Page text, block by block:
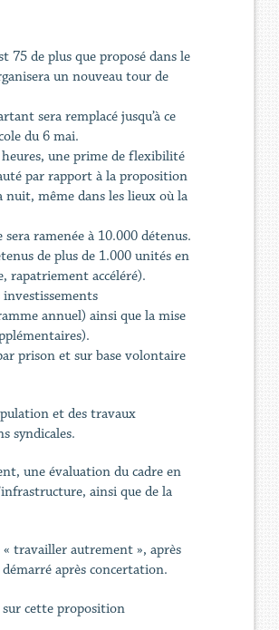
75 de plus que proposé dans le
un nouveau tour de
sera remplacé jusqu’à ce
du 6 mai.
une prime de flexibilité
par rapport à la proposition
nuit, même dans les lieux où la
ramenée à 10.000 détenus.
de plus de 1.000 unités en
rapatriement accéléré).
investissements
annuel) ainsi que la mise
prison et sur base volontaire
et des travaux
syndicales.
une évaluation du cadre en
ainsi que de la
« travailler autrement », après
après concertation.
cette proposition